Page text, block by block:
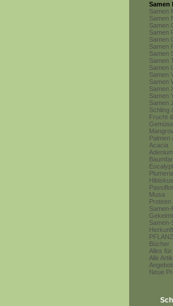
Samen
Samen
Samen
Samen
Samen
Samen
Samen
Samen
Samen
Samen
Samen
Samen
Samen
Samen
Samen
Schling
Frucht
Palmen
Acacia
Adenium
Plumeria
Hibiskus
Musa
Proteen
Samen-
Samen-
Herkunft
Bücher
Alles
Alle
Neue